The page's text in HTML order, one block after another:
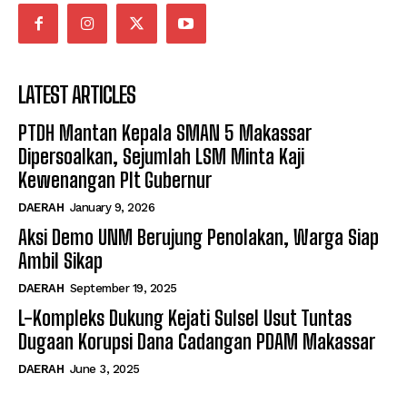
LATEST ARTICLES
PTDH Mantan Kepala SMAN 5 Makassar
Dipersoalkan, Sejumlah LSM Minta Kaji
Kewenangan Plt Gubernur
DAERAH January 9, 2026
Aksi Demo UNM Berujung Penolakan, Warga Siap
Ambil Sikap
DAERAH September 19, 2025
L-Kompleks Dukung Kejati Sulsel Usut Tuntas
Dugaan Korupsi Dana Cadangan PDAM Makassar
DAERAH June 3, 2025